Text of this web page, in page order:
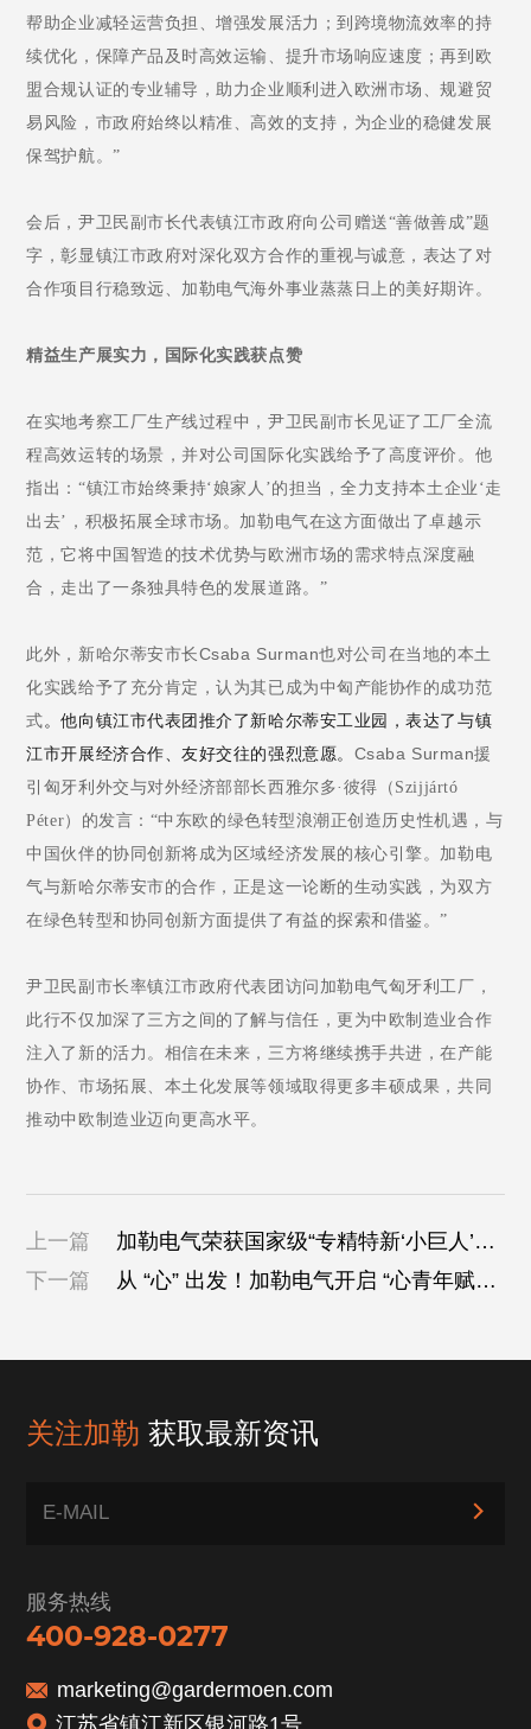
帮助企业减轻运营负担、增强发展活力；到跨境物流效率的持
续优化，保障产品及时高效运输、提升市场响应速度；再到欧
盟合规认证的专业辅导，助力企业顺利进入欧洲市场、规避贸
易风险，市政府始终以精准、高效的支持，为企业的稳健发展
保驾护航。”
会后，尹卫民副市长代表镇江市政府向公司赠送“善做善成”题
字，彰显镇江市政府对深化双方合作的重视与诚意，表达了对
合作项目行稳致远、加勒电气海外事业蒸蒸日上的美好期许。
精益生产 展实力，国际化实践获点赞
在实地考察工厂生产线过程中，尹卫民副市长 见证了工厂全流
程高效运转的场景 ， 并对公司 国际化实践给予了高度评价 。 他
指出：“镇江市始终秉持‘娘家人 ’的担当，全力支持本土企业 ‘走
出去’ ，积极拓展全球市场。加勒电气在这方面做出了卓越示
范，它将中国智造的技术优势与欧洲市场的需求特点深度融
合，走出了一条独具特色的发展道路。 ”
此外， 新哈尔蒂安市长Csaba Surman也对公司在当地的本土
化实践给予了充分肯定，认为其已成为中匈产能协作的成功范
式 。他向镇江市代表团推介了新哈尔蒂安工业园，表达了与镇
江市开展经济合作、友好交往的强烈意愿。 Csaba Surman援
引匈牙利外交与对外经济部部长西雅尔多· 彼得（ Szijjártó
Péter）的发言 ： “中东欧的绿色转型浪潮正创造历史性机遇，与
中国伙伴的协同创新将成为区域经济发展的核心引擎。加勒电
气与新哈尔蒂安市的合作，正是这一论断的生动实践，为双方
在绿色转型和协同创新方面提供了有益的探索和借鉴。”
尹卫民副市长率镇江市政府代表团访问加勒电气匈牙利工厂，
此行不仅加深了三方之间的了解与信任，更为中欧制造业合作
注入了新的活力。相信在未来，三方将继续携手共进，在产能
协作、市场拓展、本土化发展等领域取得更多丰硕成果，共同
推动中欧制造业迈向更高水平。
上一篇
加勒电气荣获国家级“专精特新‘小巨人’企
业”称号
下一篇
从 “心” 出发！加勒电气开启 “心青年赋能
关注加勒 获取最新资讯
服务热线
400-928-0277
marketing@gardermoen.com
江苏省镇江新区银河路1号